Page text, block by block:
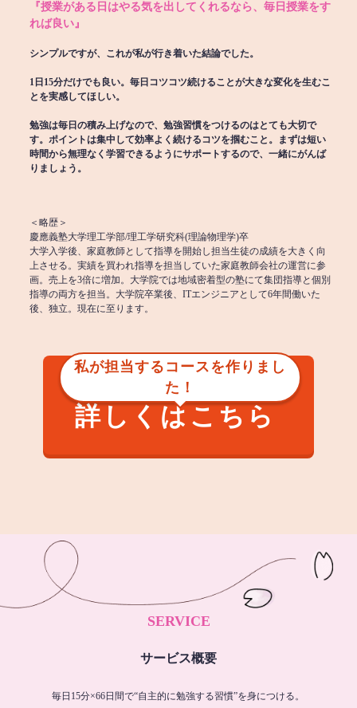
『授業がある日はやる気を出してくれるなら、毎日授業をす
れば良い』
シンプルですが、これが私が行き着いた結論でした。
1日15分だけでも良い。毎日コツコツ続けることが大きな変化を生むこ
とを実感してほしい。
勉強は毎日の積み上げなので、勉強習慣をつけるのはとても大切で
す。ポイントは集中して効率よく続けるコツを掴むこと。まずは短い
時間から無理なく学習できるようにサポートするので、一緒にがんば
りましょう。
＜略歴＞
慶應義塾大学理工学部/理工学研究科(理論物理学)卒
大学入学後、家庭教師として指導を開始し担当生徒の成績を大きく向
上させる。実績を買われ指導を担当していた家庭教師会社の運営に参
画。売上を3倍に増加。大学院では地域密着型の塾にて集団指導と個別
指導の両方を担当。大学院卒業後、ITエンジニアとして6年間働いた
後、独立。現在に至ります。
私が担当するコースを作りまし
た！
詳しくはこちら
SERVICE
サービス概要
毎日15分×66日間で“自主的に勉強する習慣”を身につける。